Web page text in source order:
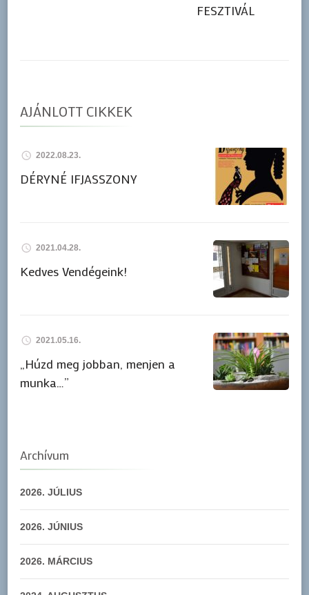
FESZTIVÁL
AJÁNLOTT CIKKEK
2022.08.23.
DÉRYNÉ IFJASSZONY
2021.04.28.
Kedves Vendégeink!
2021.05.16.
„Húzd meg jobban, menjen a
munka…”
Archívum
2026. JÚLIUS
2026. JÚNIUS
2026. MÁRCIUS